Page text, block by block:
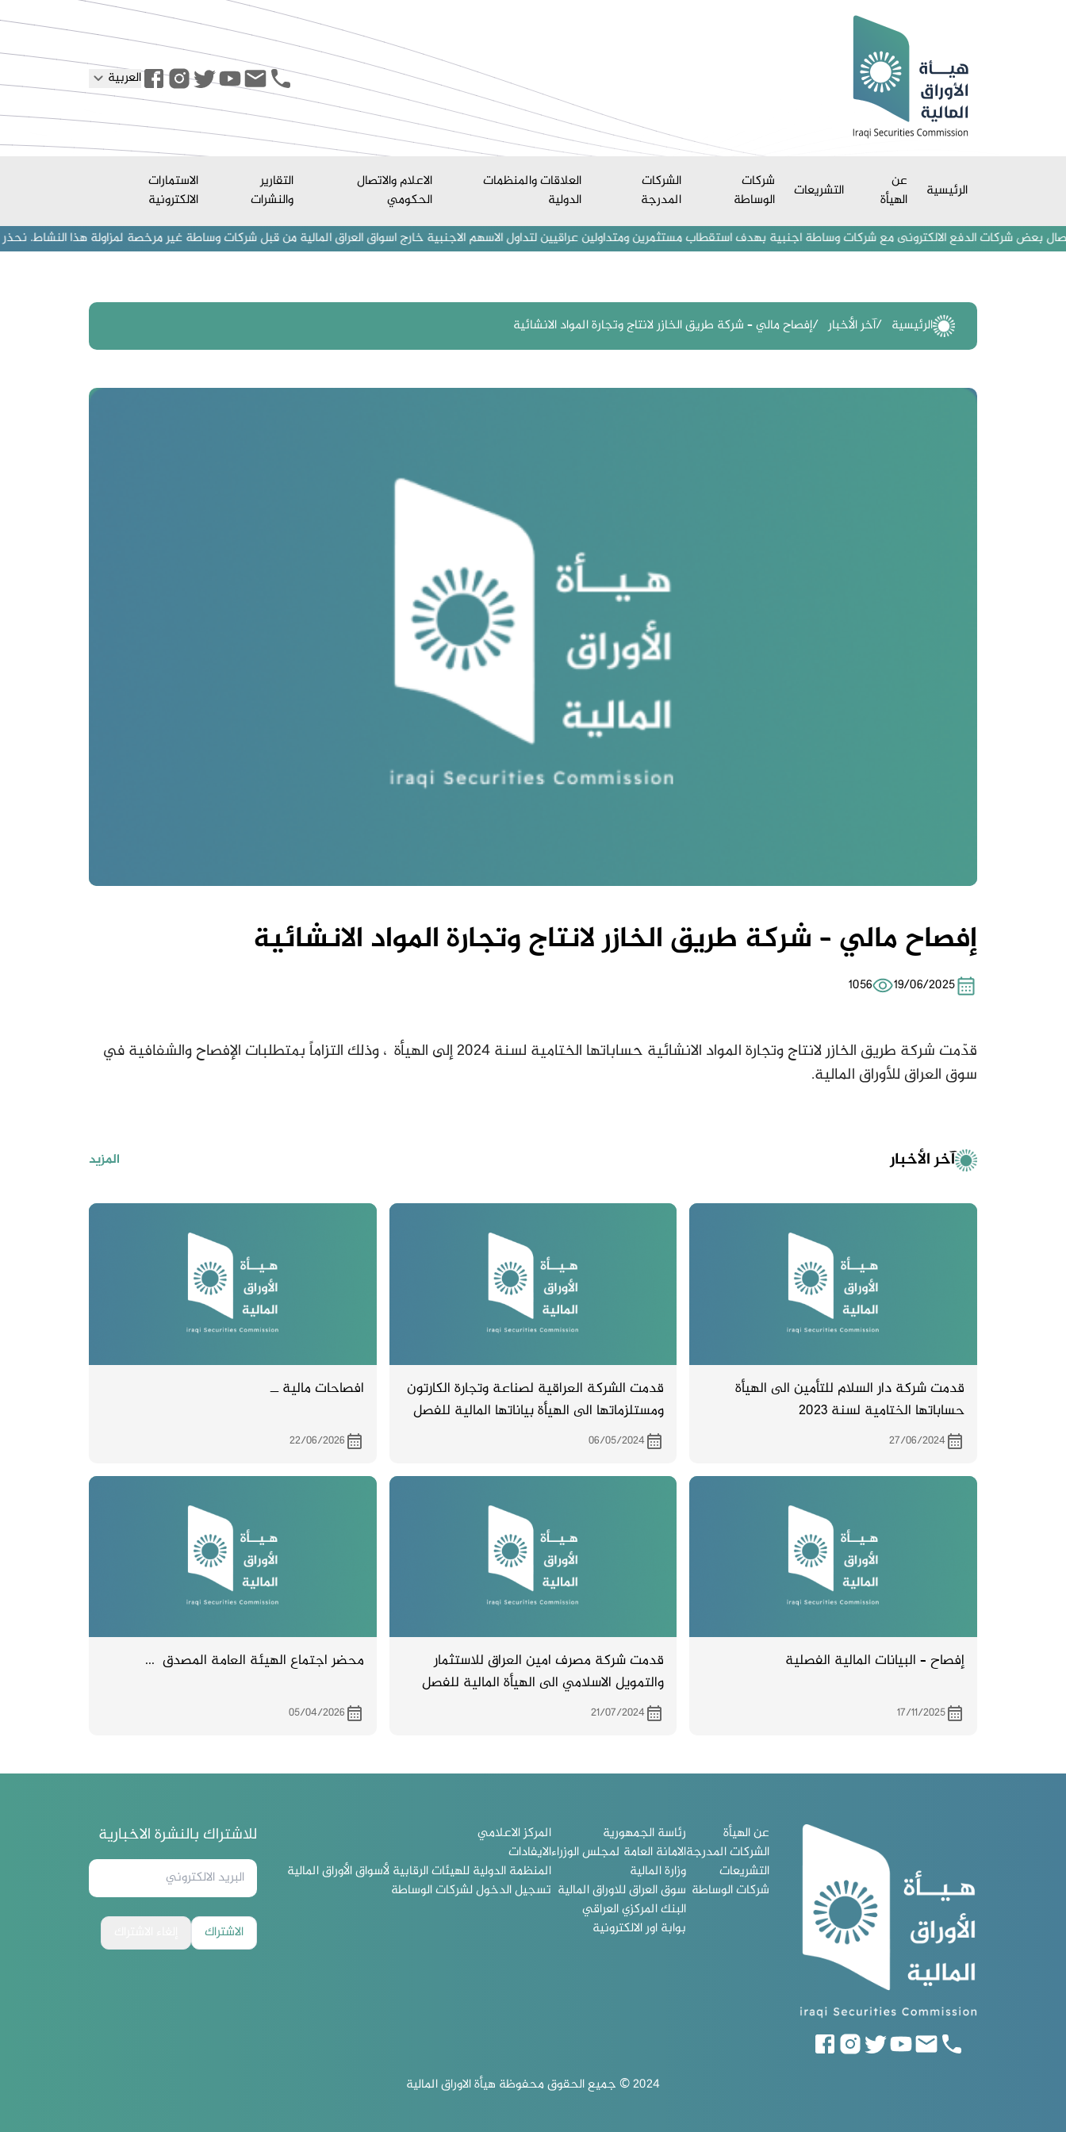
العربية
الرئيسية
عن
الهيأة
التشريعات
شركات
الوساطة
الشركات
المدرجة
العلاقات والمنظمات
الدولية
الاعلام والاتصال
الحكومي
التقارير
والنشرات
الاستمارات
الالكترونية
شركات الدفع الالكترونى مع شركات وساطة اجنبية بهدف استقطاب مستثمرين ومتداولين عراقيين لتداول الاسهم الاجنبية خارج اسواق العراق المالية من قبل شركات وساطة غير مرخصة لمزاولة هذا النشاط. نحذر
الرئيسية آخر الأخبار إفصاح مالي – شركة طريق الخازر لانتاج وتجارة المواد الانشائية
إفصاح مالي – شركة طريق الخازر لانتاج وتجارة المواد الانشائية
19/06/2025
1056
قدّمت شركة طريق الخازر لانتاج وتجارة المواد الانشائية حساباتها الختامية لسنة 2024 إلى الهيأة ، وذلك التزاماً بمتطلبات الإفصاح والشفافية في
سوق العراق للأوراق المالية.
آخر الأخبار المزيد
قدمت شركة دار السلام للتأمين الى الهيأة
حساباتها الختامية لسنة 2023
27/06/2024
قدمت الشركة العراقية لصناعة وتجارة الكارتون
ومستلزماتها الى الهيأة بياناتها المالية للفصل
الاول لسنة 2024 .
06/05/2024
افصاحات مالية ــ
22/06/2026
إفصاح – البيانات المالية الفصلية
17/11/2025
قدمت شركة مصرف امين العراق للاستثمار
والتمويل الاسلامي الى الهيأة المالية للفصل
الاول لسنة 2024
21/07/2024
محضر اجتماع الهيئة العامة المصدق ...
05/04/2026
عن الهيأة
الشركات المدرجة
التشريعات
شركات الوساطة
رئاسة الجمهورية
الامانة العامة لمجلس الوزراء
وزارة المالية
سوق العراق للاوراق المالية
البنك المركزي العراقي
بوابة اور الالكترونية
المركز الاعلامي
الايفادات
المنظمة الدولية للهيئات الرقابية لأسواق الأوراق المالية
تسجيل الدخول لشركات الوساطة
للاشتراك بالنشرة الاخبارية
الاشتراك
2024 © جميع الحقوق محفوظة هيأة الاوراق المالية